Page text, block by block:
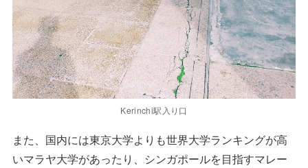
Kerinchi駅入り口
また、国内には東京大学よりも世界大学ランキングが高
いマラヤ大学があったり、シンガポールを目指すマレー